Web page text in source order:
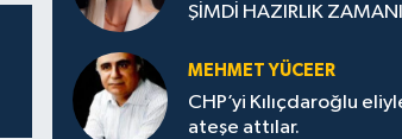
ŞİMDİ HAZIRLIK ZAMANI
MEHMET YÜCEER
CHP’yi Kılıçdaroğlu
ateşe attılar.